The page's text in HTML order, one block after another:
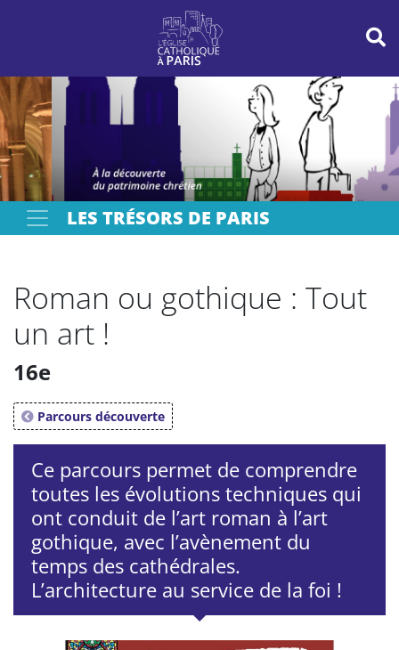
Votre recherche
LES TRÉSORS DE PARIS
Roman ou gothique : Tout
un art !
16e
Parcours découverte
Ce parcours permet de comprendre
toutes les évolutions techniques qui
ont conduit de l’art roman à l’art
gothique, avec l’avènement du
temps des cathédrales.
L’architecture au service de la foi !
Panneau de gestion des cookies